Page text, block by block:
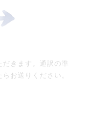
きます。通訳の準
お送りください。